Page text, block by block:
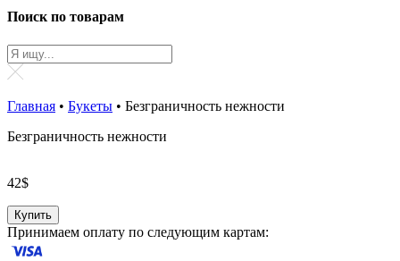
Поиск по товарам
Главная • Букеты • Безграничность нежности
Безграничность нежности
42$
Купить
Принимаем оплату по следующим картам: